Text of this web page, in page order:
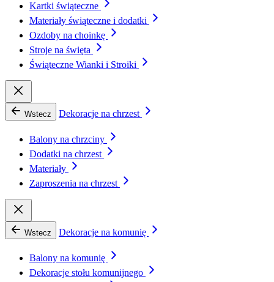
Kartki świąteczne
Materiały świąteczne i dodatki
Ozdoby na choinkę
Stroje na święta
Świąteczne Wianki i Stroiki
Wstecz Dekoracje na chrzest
Balony na chrzciny
Dodatki na chrzest
Materiały
Zaproszenia na chrzest
Wstecz Dekoracje na komunię
Balony na komunię
Dekoracje stołu komunijnego